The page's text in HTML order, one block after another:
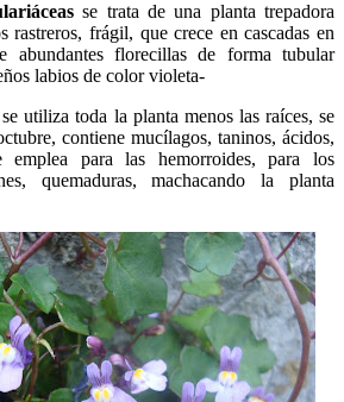
se trata de una planta trepadora
rastreros, frágil, que crece en cascadas en
abundantes florecillas de forma tubular
labios de color violeta-
utiliza toda la planta menos las raíces, se
contiene mucílagos, taninos, ácidos,
para las hemorroides, para los
quemaduras, machacando la planta